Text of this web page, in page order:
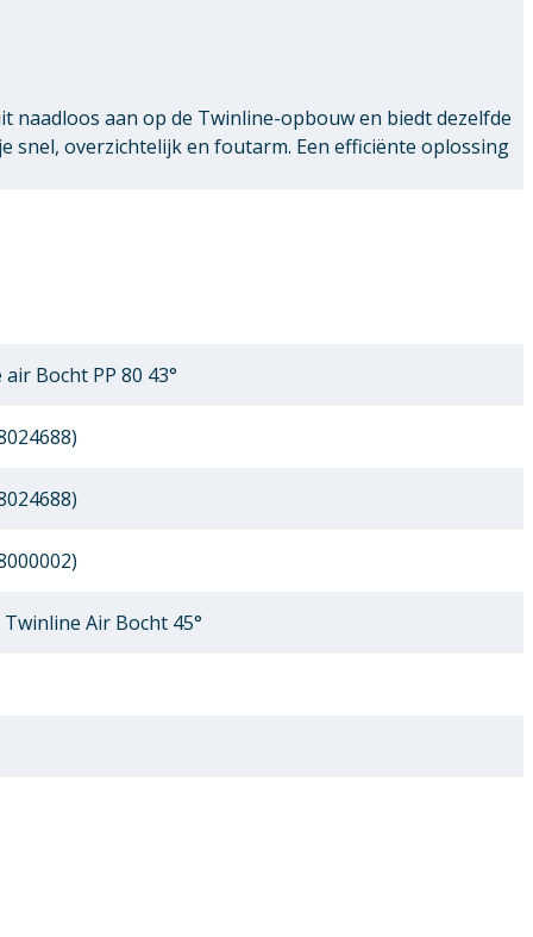
aan op de Twinline-opbouw en biedt dezelfde
snel, overzichtelijk en foutarm. Een efficiënte oplossing
Bocht PP 80 43°
Air Bocht 45°